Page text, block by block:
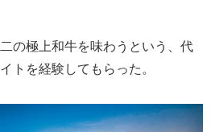
の極上和牛を味わうという、代
トを経験してもらった。